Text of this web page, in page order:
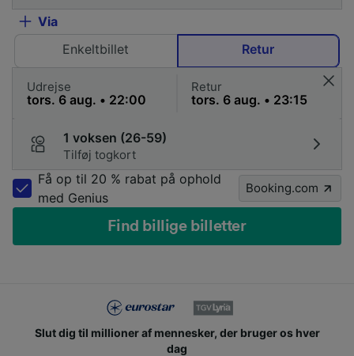
Via
Enkeltbillet
Retur
Udrejse Retur
1 voksen (26-59)
Tilføj togkort
Få op til 20 % rabat på ophold
med Genius
Booking.com
Find billige billetter
Slut dig til millioner af mennesker, der bruger os hver
dag